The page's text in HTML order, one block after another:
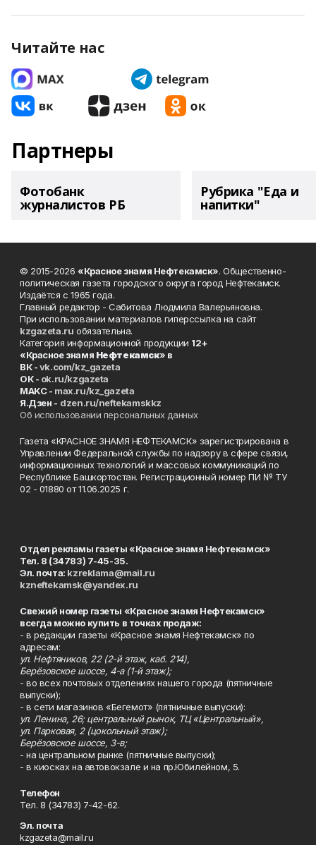
Читайте нас
Партнеры
Фотобанк
журналистов РБ
Рубрика "Еда и
напитки"
© 2015-2026 «Красное знамя Нефтекамск». Общественно-
политическая газета городского округа город Нефтекамск.
Издаётся с 1965 года.
Главный редактор - Сабитова Людмила Валерьяновна.
При использовании материалов гиперссылка на сайт
kzgazeta.ru обязательна.
Категория информационной продукции 12+
«Красное знамя Нефтекамск» в
ВК -vk.com/kz_gazeta
ОК - ok.ru/kzgazeta
MAKC - max.ru/kz_gazeta
Я.Дзен - dzen.ru/neftekamskkz
Об использовании персональных данных
Газета «КРАСНОЕ ЗНАМЯ НЕФТЕКАМСК» зарегистрирована в
Управлении Федеральной службы по надзору в сфере связи,
информационных технологий и массовых коммуникаций по
Республике Башкортостан. Регистрационный номер ПИ № ТУ
02 - 01880 от 11.06.2025 г.
Отдел рекламы газеты «Красное знамя Нефтекамск»
Тел. 8 (34783) 7-45-35.
Эл. почта: kzreklama@mail.ru
kzneftekamsk@yandex.ru
Свежий номер газеты «Красное знамя Нефтекамск»
всегда можно купить в точках продаж:
- в редакции газеты «Красное знамя Нефтекамск» по
адресам:
ул. Нефтяников, 22 (2-й этаж, каб. 214),
Берёзовское шоссе, 4-а (1-й этаж);
- во всех почтовых отделениях нашего города (пятничные
выпуски);
- в сети магазинов «Бегемот» (пятничные выпуски):
ул. Ленина, 26; центральный рынок, ТЦ «Центральный»,
ул. Парковая, 2 (цокольный этаж);
Берёзовское шоссе, 3-в;
- на центральном рынке (пятничные выпуски);
- в киосках на автовокзале и на пр.Юбилейном, 5.
Телефон
Тел. 8 (34783) 7-42-62.
Эл. почта
kzgazeta@mail.ru